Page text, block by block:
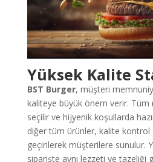
Yüksek Kalite
BST Burger, müşteri
kaliteye büyük önem verir.
seçilir ve hijyenik koşullarda
diğer tüm ürünler, kalite kontrol
geçirilerek müşterilere sunulur.
siparişte aynı lezzeti ve tazeliği